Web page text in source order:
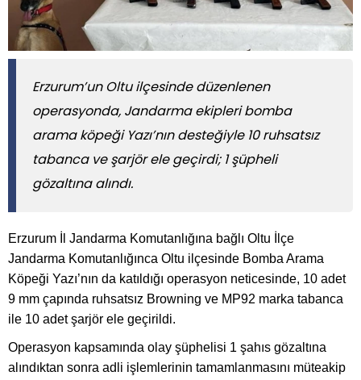
​​​​​​​Erzurum’un Oltu ilçesinde düzenlenen
operasyonda, Jandarma ekipleri bomba
arama köpeği Yazı’nın desteğiyle 10 ruhsatsız
tabanca ve şarjör ele geçirdi; 1 şüpheli
gözaltına alındı.
Erzurum İl Jandarma Komutanlığına bağlı Oltu İlçe
Jandarma Komutanlığınca Oltu ilçesinde Bomba Arama
Köpeği Yazı’nın da katıldığı operasyon neticesinde, 10 adet
9 mm çapında ruhsatsız Browning ve MP92 marka tabanca
ile 10 adet şarjör ele geçirildi.
Operasyon kapsamında olay şüphelisi 1 şahıs gözaltına
alındıktan sonra adli işlemlerinin tamamlanmasını müteakip